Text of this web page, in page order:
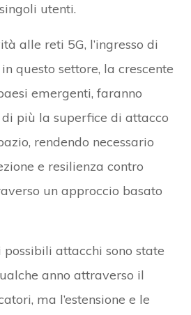
utenti.
alle reti 5G, l’ingresso di
questo settore, la crescente
emergenti, faranno
più la superfice di attacco
rendendo necessario
e resilienza contro
un approccio basato
attacchi sono state
anno attraverso il
ma l’estensione e le